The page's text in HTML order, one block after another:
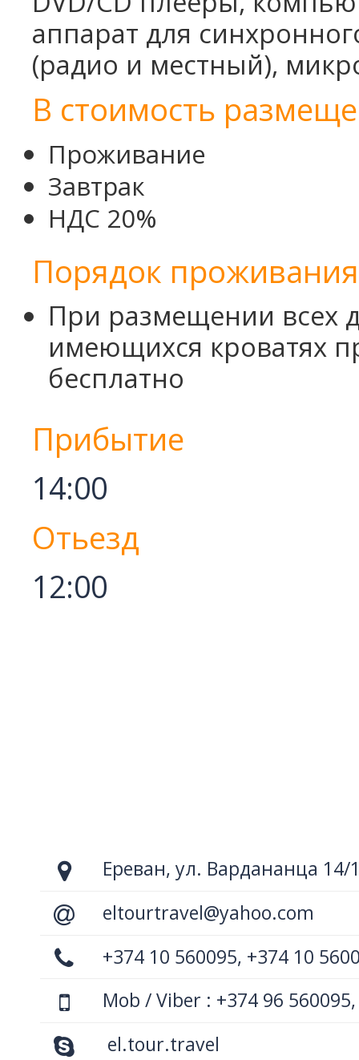
аппарат для
(радио и местный),
В стоимость
Проживание
Завтрак
НДС 20%
Порядок
При размещении всех
имеющихся кроватях
бесплатно
Прибытие
14:00
Отьезд
12:00
Ереван, ул. Вардананца 14/
eltourtravel@yahoo.com
+374 10 560095, +374 10
Mob / Viber : +374 96
el.tour.travel